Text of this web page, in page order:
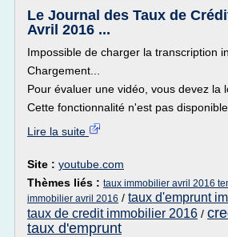
Le Journal des Taux de
Avril 2016 ...
Impossible de charger la transcription
Chargement...
Pour évaluer une vidéo, vous devez la
Cette fonctionnalité n'est pas disponible
Lire la suite
Site : youtube.com
Thèmes liés : taux immobilier avril 2016
immobilier avril 2016 / taux d'emprunt
taux de credit immobilier 2016 /
taux d'emprunt